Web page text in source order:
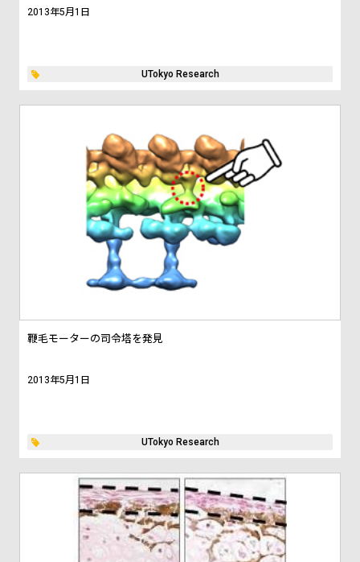
2013年5月1日
UTokyo Research
鞭毛モーターの司令塔を発見
2013年5月1日
UTokyo Research